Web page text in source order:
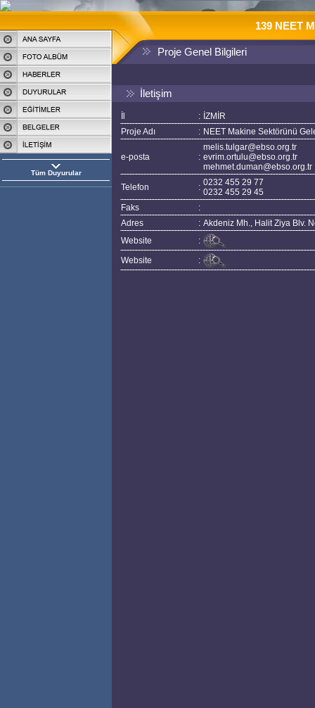
Tüm Duyurular
139 NEET
Proje Genel Bilgileri
İletişim
: İZMİR
Proje Adı
: NEET Makine Sektörünü
e-posta :
melis.tulgar@ebso.org.tr
evrim.ortulu@ebso.org.tr
mehmet.duman@ebso.org.tr
Telefon : 0232 455 29 77
0232 455 29 45
Faks
:
Adres
: Akdeniz Mh., Halit Ziya Blv.
Website
:
Website
: